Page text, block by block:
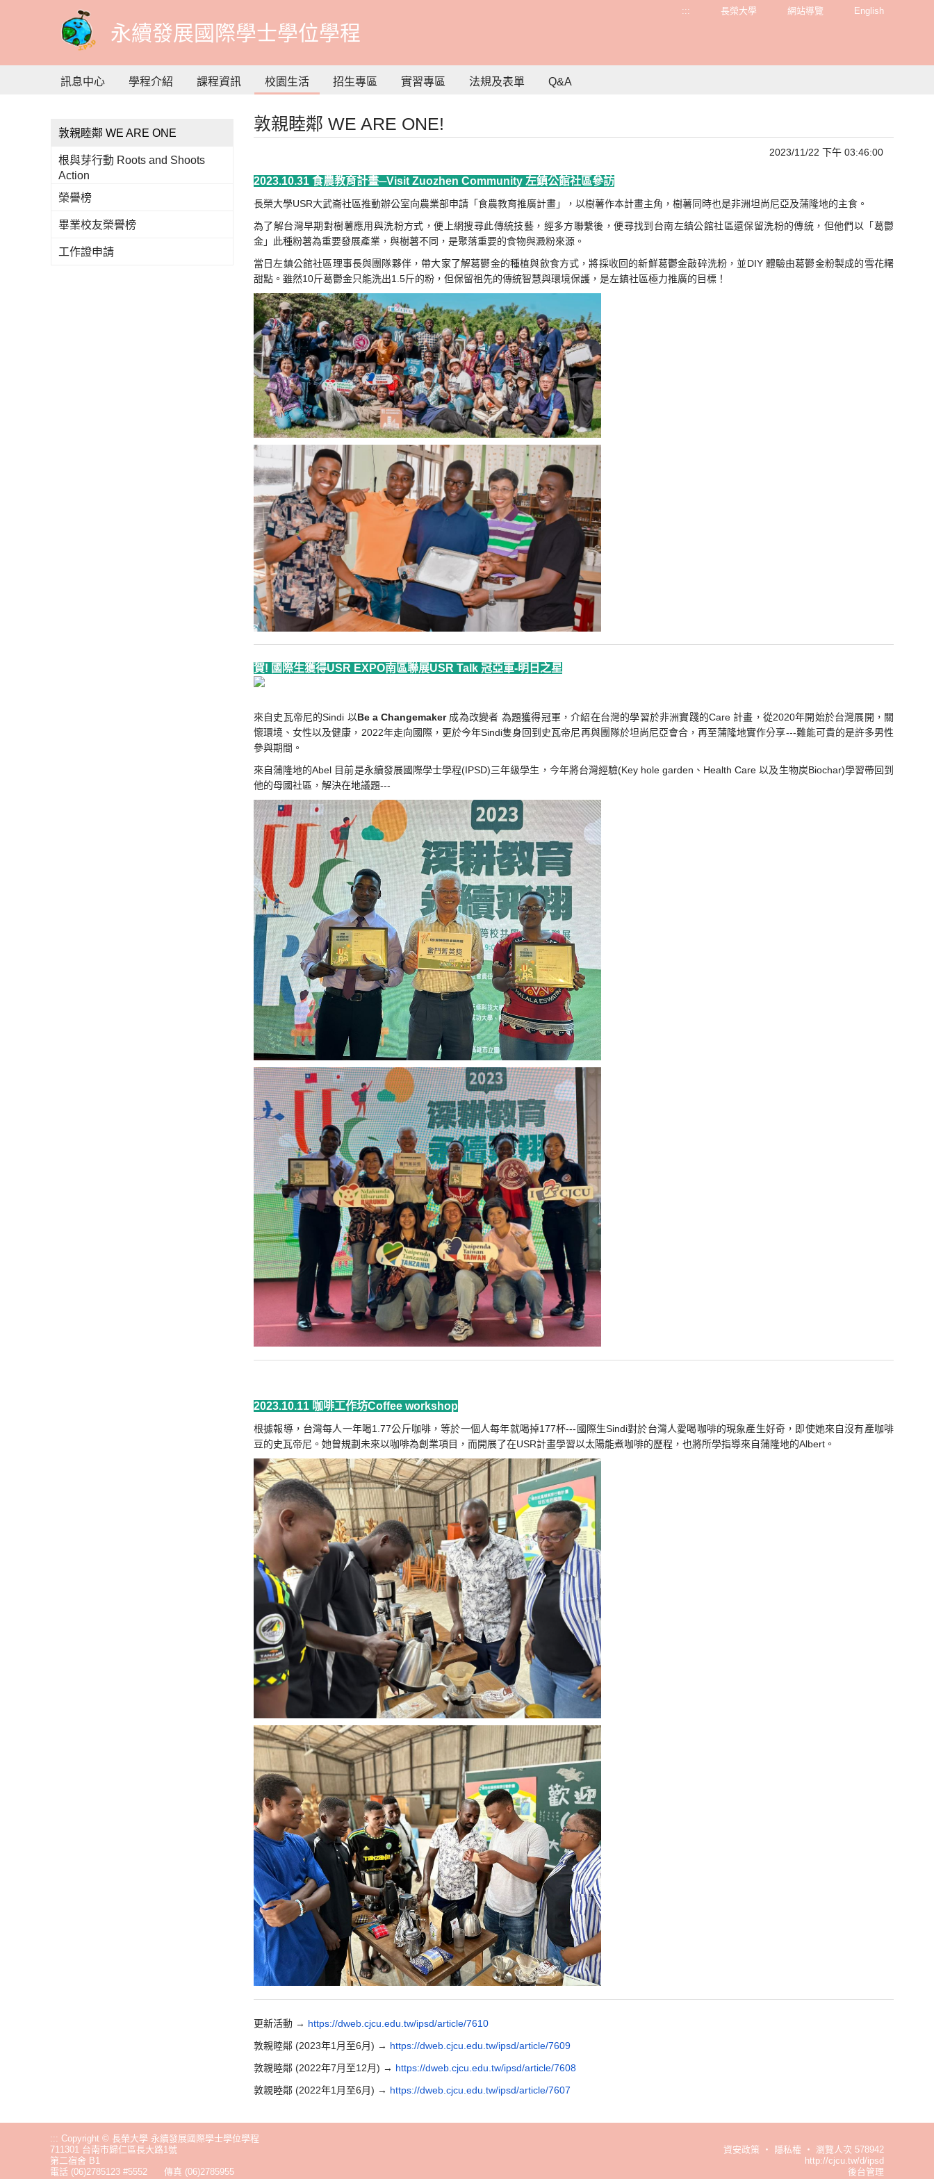
要
容
永續發展國際學士學位學程
::: 長榮大學 網站導覽 English
訊息中心 學程介紹 課程資訊 校園生活 招生專區 實習專區 法規及表單 Q&A
敦親睦鄰 WE ARE ONE!
2023/11/22 下午 03:46:00
2023.10.31 食農教育計畫─Visit Zuozhen Community 左鎮公館社區參訪
長榮大學USR大武崙社區推動辦公室向農業部申請「食農教育推廣計畫」，以樹薯作本計畫主角，樹薯同時也是非洲坦尚尼亞及蒲隆地的主食。
為了解台灣早期對樹薯應用與洗粉方式，便上網搜尋此傳統技藝，經多方聯繫後，便尋找到台南左鎮公館社區還保留洗粉的傳統，但他們以「葛鬱
金」此種粉薯為重要發展產業，與樹薯不同，是聚落重要的食物與澱粉來源。
當日左鎮公館社區理事長與團隊夥伴，帶大家了解葛鬰金的種植與飲食方式，將採收回的新鮮葛鬱金敲碎洗粉，並DIY 體驗由葛鬰金粉製成的雪花糬
甜點。雖然10斤葛鬱金只能洗出1.5斤的粉，但保留祖先的傳統智慧與環境保護，是左鎮社區極力推廣的目標！
賀! 國際生獲得USR EXPO南區聯展USR Talk 冠亞軍-明日之星
來自史瓦帝尼的Sindi 以Be a Changemaker成為改變者 為題獲得冠軍，介紹在台灣的學習於非洲實踐的Care 計畫，從2020年開始於台灣展開，關
懷環境、女性以及健康，2022年走向國際，更於今年Sindi隻身回到史瓦帝尼再與團隊於坦尚尼亞會合，再至蒲隆地實作分享---難能可貴的是許多男性
參與期間。
來自蒲隆地的Abel 目前是永續發展國際學士學程(IPSD)三年級學生，今年將台灣經驗(Key hole garden、Health Care 以及生物炭Biochar)學習帶回到
他的母國社區，解決在地議題---
2023.10.11 咖啡工作坊Coffee workshop
根據報導，台灣每人一年喝1.77公斤咖啡，等於一個人每年就喝掉177杯---國際生Sindi對於台灣人愛喝咖啡的現象產生好奇，即使她來自沒有產咖啡
豆的史瓦帝尼。她曾規劃未來以咖啡為創業項目，而開展了在USR計畫學習以太陽能煮咖啡的歷程，也將所學指導來自蒲隆地的Albert。
更新活動 → https://dweb.cjcu.edu.tw/ipsd/article/7610
敦親睦鄰 (2023年1月至6月) → https://dweb.cjcu.edu.tw/ipsd/article/7609
敦親睦鄰 (2022年7月至12月) → https://dweb.cjcu.edu.tw/ipsd/article/7608
敦親睦鄰 (2022年1月至6月) → https://dweb.cjcu.edu.tw/ipsd/article/7607
敦親睦鄰 WE ARE ONE
根與芽行動 Roots and Shoots
Action
榮譽榜
畢業校友榮譽榜
工作證申請
::: Copyright © 長榮大學 永續發展國際學士學位學程
711301 台南市歸仁區長大路1號
第二宿舍 B1
電話 (06)2785123 #5552
傳真 (06)2785955
資安政策 ‧ 隱私權 ‧
瀏覽人次 578942
http://cjcu.tw/d/ipsd
後台管理